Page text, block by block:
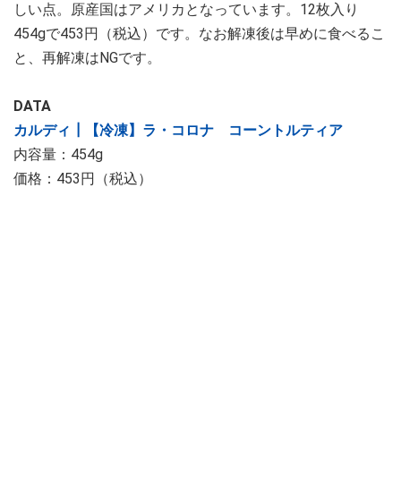
しい点。原産国はアメリカとなっています。12枚入り
454gで453円（税込）です。なお解凍後は早めに食べるこ
と、再解凍はNGです。
DATA
カルディ┃【冷凍】ラ・コロナ コーントルティア
内容量：454g
価格：453円（税込）